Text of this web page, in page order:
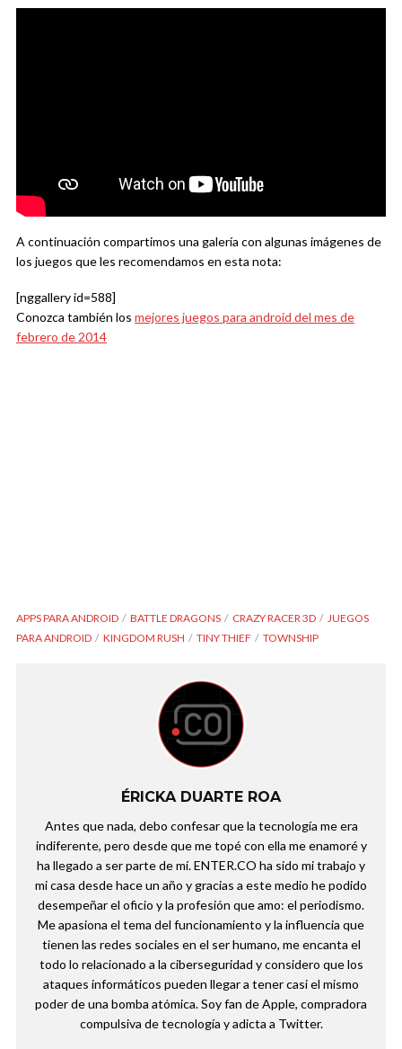
A continuación compartimos una galería con algunas imágenes de
los juegos que les recomendamos en esta nota:
[nggallery id=588]
Conozca también los mejores juegos para android del mes de
febrero de 2014
APPS PARA ANDROID BATTLE DRAGONS CRAZY RACER 3D
JUEGOS
PARA ANDROID
KINGDOM RUSH TINY THIEF TOWNSHIP
ÉRICKA DUARTE ROA
Antes que nada, debo confesar que la tecnología me era
indiferente, pero desde que me topé con ella me enamoré y
ha llegado a ser parte de mí. ENTER.CO ha sido mi trabajo y
mi casa desde hace un año y gracias a este medio he podido
desempeñar el oficio y la profesión que amo: el periodismo.
Me apasiona el tema del funcionamiento y la influencia que
tienen las redes sociales en el ser humano, me encanta el
todo lo relacionado a la ciberseguridad y considero que los
ataques informáticos pueden llegar a tener casi el mismo
poder de una bomba atómica. Soy fan de Apple, compradora
compulsiva de tecnología y adicta a Twitter.